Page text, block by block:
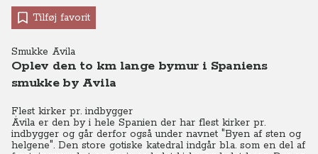
Tilføj favorit
Smukke Avila
Oplev den to km lange bymur i Spaniens
smukke by Avila
Flest kirker pr. indbygger
Ávila er den by i hele Spanien der har flest kirker pr.
indbygger og går derfor også under navnet "Byen af sten og
helgene". Den store gotiske katedral indgår bl.a. som en del af